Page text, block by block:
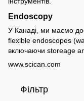
Endoscopy
У Канаді, ми маємо
flexible endoscopes
включаючи storeage
www.scican.com
Фільтр